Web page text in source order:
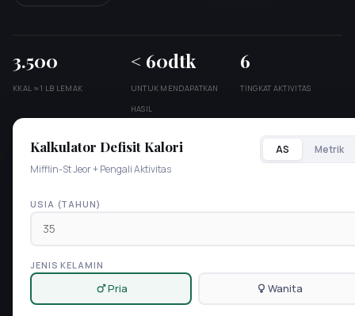
3.500
KKAL ≈ 1 LB LEMAK
< 60dtk
UNTUK MENDAPATKAN
HASIL
6
TINGKAT AKTIVITAS
Kalkulator Defisit Kalori
Mifflin-St Jeor + Pengali Aktivitas
AS Metrik
USIA (TAHUN)
JENIS KELAMIN
Pria Wanita